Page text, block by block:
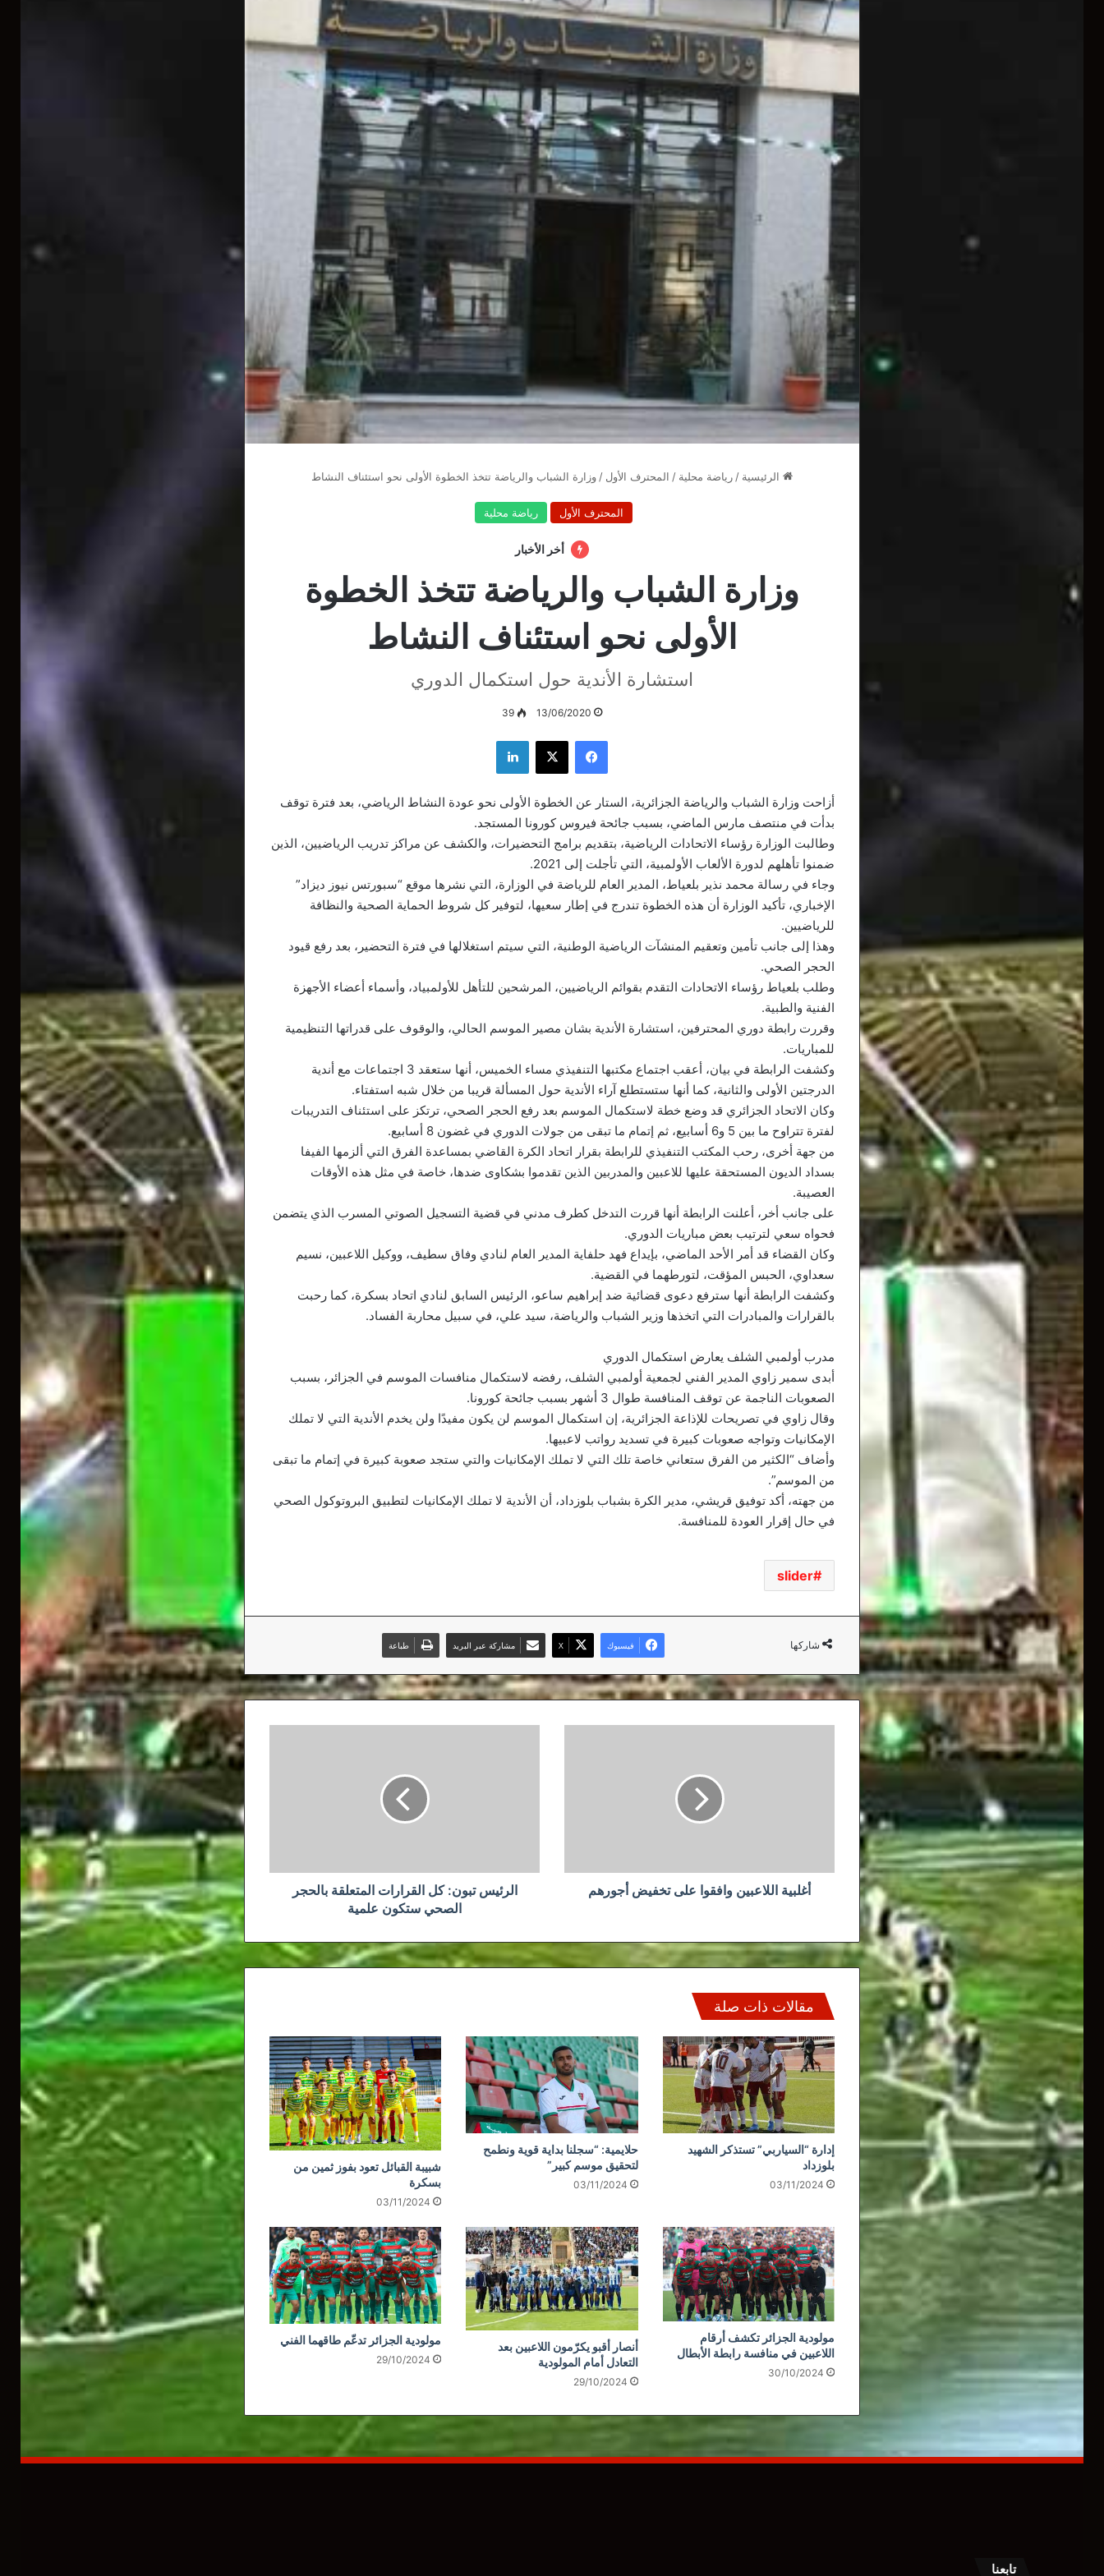
الرئيسية / رياضة محلية / المحترف الأول / وزارة الشباب والرياضة تتخذ الخطوة الأولى نحو استئناف النشاط
المحترف الأول رياضة محلية
أخر الأخبار
وزارة الشباب والرياضة تتخذ الخطوة
الأولى نحو استئناف النشاط
استشارة الأندية حول استكمال الدوري
13/06/2020
39
فيسبوك ‫X لينكدإن
أزاحت وزارة الشباب والرياضة الجزائرية، الستار عن الخطوة الأولى نحو عودة النشاط الرياضي، بعد فترة توقف
بدأت في منتصف مارس الماضي، بسبب جائحة فيروس كورونا المستجد.
وطالبت الوزارة رؤساء الاتحادات الرياضية، بتقديم برامج التحضيرات، والكشف عن مراكز تدريب الرياضيين، الذين
ضمنوا تأهلهم لدورة الألعاب الأولمبية، التي تأجلت إلى 2021.
وجاء في رسالة محمد نذير بلعياط، المدير العام للرياضة في الوزارة، التي نشرها موقع “سبورتس نيوز ديزاد”
الإخباري، تأكيد الوزارة أن هذه الخطوة تندرج في إطار سعيها، لتوفير كل شروط الحماية الصحية والنظافة
للرياضيين.
وهذا إلى جانب تأمين وتعقيم المنشآت الرياضية الوطنية، التي سيتم استغلالها في فترة التحضير، بعد رفع قيود
الحجر الصحي.
وطلب بلعياط رؤساء الاتحادات التقدم بقوائم الرياضيين، المرشحين للتأهل للأولمبياد، وأسماء أعضاء الأجهزة
الفنية والطبية.
وقررت رابطة دوري المحترفين، استشارة الأندية بشان مصير الموسم الحالي، والوقوف على قدراتها التنظيمية
للمباريات.
وكشفت الرابطة في بيان، أعقب اجتماع مكتبها التنفيذي مساء الخميس، أنها ستعقد 3 اجتماعات مع أندية
الدرجتين الأولى والثانية، كما أنها ستستطلع آراء الأندية حول المسألة قريبا من خلال شبه استفتاء.
وكان الاتحاد الجزائري قد وضع خطة لاستكمال الموسم بعد رفع الحجر الصحي، ترتكز على استئناف التدريبات
لفترة تتراوح ما بين 5 و6 أسابيع، ثم إتمام ما تبقى من جولات الدوري في غضون 8 أسابيع.
من جهة أخرى، رحب المكتب التنفيذي للرابطة بقرار اتحاد الكرة القاضي بمساعدة الفرق التي ألزمها الفيفا
بسداد الديون المستحقة عليها للاعبين والمدربين الذين تقدموا بشكاوى ضدها، خاصة في مثل هذه الأوقات
العصيبة.
على جانب أخر، أعلنت الرابطة أنها قررت التدخل كطرف مدني في قضية التسجيل الصوتي المسرب الذي يتضمن
فحواه سعي لترتيب بعض مباريات الدوري.
وكان القضاء قد أمر الأحد الماضي، بإيداع فهد حلفاية المدير العام لنادي وفاق سطيف، ووكيل اللاعبين، نسيم
سعداوي، الحبس المؤقت، لتورطهما في القضية.
وكشفت الرابطة أنها سترفع دعوى قضائية ضد إبراهيم ساعو، الرئيس السابق لنادي اتحاد بسكرة، كما رحبت
بالقرارات والمبادرات التي اتخذها وزير الشباب والرياضة، سيد علي، في سبيل محاربة الفساد.
مدرب أولمبي الشلف يعارض استكمال الدوري
أبدى سمير زاوي المدير الفني لجمعية أولمبي الشلف، رفضه لاستكمال منافسات الموسم في الجزائر، بسبب
الصعوبات الناجمة عن توقف المنافسة طوال 3 أشهر بسبب جائحة كورونا.
وقال زاوي في تصريحات للإذاعة الجزائرية، إن استكمال الموسم لن يكون مفيدًا ولن يخدم الأندية التي لا تملك
الإمكانيات وتواجه صعوبات كبيرة في تسديد رواتب لاعبيها.
وأضاف “الكثير من الفرق ستعاني خاصة تلك التي لا تملك الإمكانيات والتي ستجد صعوبة كبيرة في إتمام ما تبقى
من الموسم”.
من جهته، أكد توفيق قريشي، مدير الكرة بشباب بلوزداد، أن الأندية لا تملك الإمكانيات لتطبيق البروتوكول الصحي
في حال إقرار العودة للمنافسة.
slider
شاركها فيسبوك ‫X مشاركة عبر البريد طباعة
أغلبية اللاعبين وافقوا على تخفيض أجورهم
علمية
الرئيس تبون: كل القرارات المتعلقة بالحجر
الصحي ستكون علمية
مقالات ذات صلة
إدارة “السياربي” تستذكر الشهيد
بلوزداد
03/11/2024
حلايمية: “سجلنا بداية قوية ونطمح
لتحقيق موسم كبير”
03/11/2024
شبيبة القبائل تعود بفوز ثمين من
بسكرة
03/11/2024
مولودية الجزائر تكشف أرقام
اللاعبين في منافسة رابطة الأبطال
30/10/2024
أنصار أقبو يكرّمون اللاعبين بعد
التعادل أمام المولودية
29/10/2024
مولودية الجزائر تدعّم طاقهما الفني
29/10/2024
تابعنا